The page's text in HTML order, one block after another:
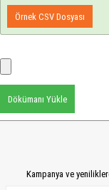
Örnek CSV Dosyası
Dökümanı Yükle
Kampanya ve